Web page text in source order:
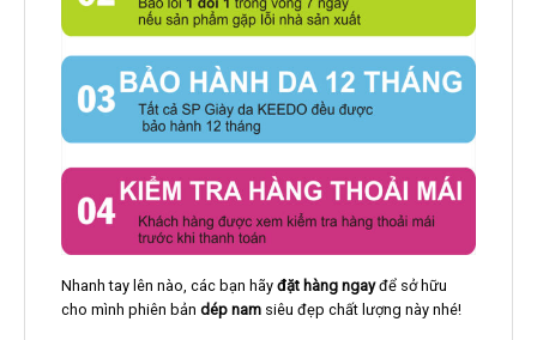
Nhanh tay lên nào, các bạn hãy đặt hàng ngayđể sở hữu
cho mình phiên bản dép nam siêu đẹp chất lượng này nhé!